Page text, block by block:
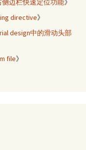
边栏快速定位功能》
directive》
design中的滑动头部
file》